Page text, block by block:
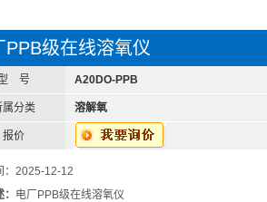
PPB级在线溶氧仪
号 A20DO-PPB
属分类 溶解氧
报价
：2025-12-12
电厂PPB级在线溶氧仪